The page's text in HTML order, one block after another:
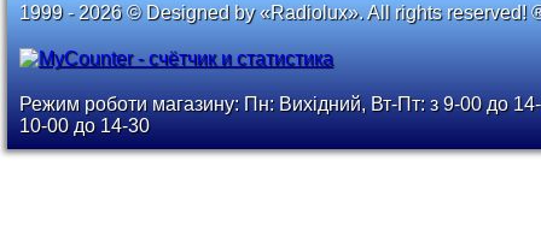
1999 - 2026 © Designed by «Radiolux». All rights reserved!
Режим роботи магазину: Пн: Вихідний, Вт-Пт: з 9-00 до
10-00 до 14-30